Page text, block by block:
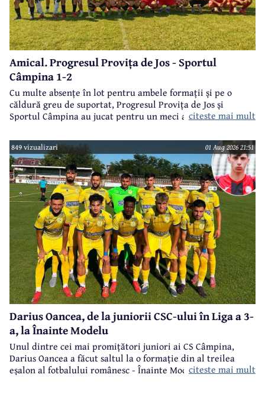
Amical. Progresul Provița de Jos - Sportul
Câmpina 1-2
Cu multe absențe în lot pentru ambele formații și pe o
căldură greu de suportat, Progresul Provița de Jos și
Sportul Câmpina au jucat pentru un meci amical.citeste mai mult
849 vizualizari 01 Aug 2026 21:51
Darius Oancea, de la juniorii CSC-ului în Liga a 3-
a, la Înainte Modelu
Unul dintre cei mai promițători juniori ai CS Câmpina,
Darius Oancea a făcut saltul la o formație din al treilea
eșalon al fotbalului românesc - Înainte Modelu, din județul
citeste mai mult